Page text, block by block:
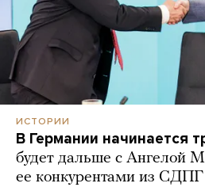
ИСТОРИИ
В Германии начинается
будет дальше с Ангелой
ее конкурентами из